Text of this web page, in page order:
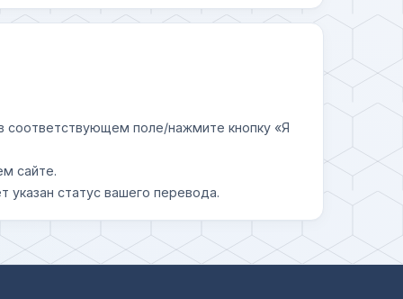
соответствующем поле/нажмите кнопку «Я
сайте.
указан статус вашего перевода.